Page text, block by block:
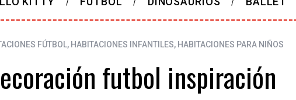
FÚTBOL, HABITACIONES INFANTILES, HABITACIONES PARA NIÑOS
futbol inspiración